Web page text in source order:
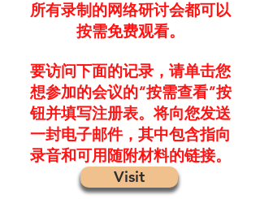
所有录制的网络研讨会都可以
按需免费观看。
要访问下面的记录，请单击您
想参加的会议的“按需查看”按
钮并填写注册表。将向您发送
一封电子邮件，其中包含指向
录音和可用随附材料的链接。
Visit